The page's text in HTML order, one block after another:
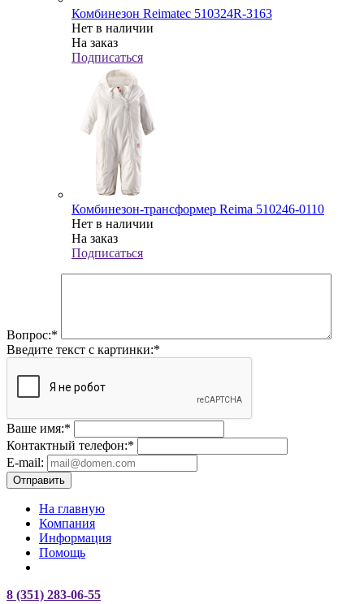
Комбинезон Reimatec 510324R-3163
Нет в наличии
На заказ
Подписаться
Комбинезон-трансформер Reima 510246-0110
Нет в наличии
На заказ
Подписаться
Вопрос:*
Введите текст с картинки:*
Ваше имя:*
Контактный телефон:*
E-mail:
Отправить
На главную
Компания
Информация
Помощь
8 (351) 283-06-55